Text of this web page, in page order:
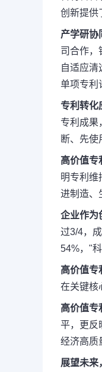
创新提供
产学研协
司合作，
自适应清
单项专利
专利转化
专利成
断、先使
高价值专
明专利维
进制造、
企业作为
过3/4，
54%，"
高价值
在关键核
高价值专
平，更反
经济高质
展望未来